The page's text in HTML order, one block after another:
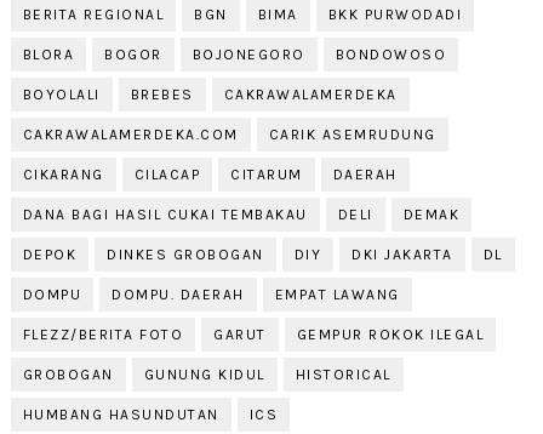
BERITA REGIONAL BGN BIMA BKK PURWODADI
BLORA BOGOR BOJONEGORO BONDOWOSO
BOYOLALI BREBES CAKRAWALAMERDEKA
CAKRAWALAMERDEKA.COM CARIK ASEMRUDUNG
CIKARANG CILACAP CITARUM DAERAH
DANA BAGI HASIL CUKAI TEMBAKAU DELI DEMAK
DEPOK DINKES GROBOGAN DIY DKI JAKARTA DL
DOMPU DOMPU. DAERAH EMPAT LAWANG
FLEZZ/BERITA FOTO GARUT GEMPUR ROKOK ILEGAL
GROBOGAN GUNUNG KIDUL HISTORICAL
HUMBANG HASUNDUTAN ICS